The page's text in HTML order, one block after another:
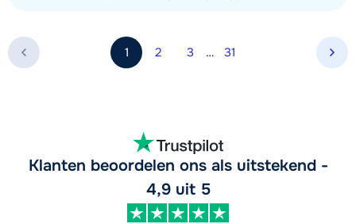
1 2 3 … 31
Klanten beoordelen ons als uitstekend -
4,9 uit 5